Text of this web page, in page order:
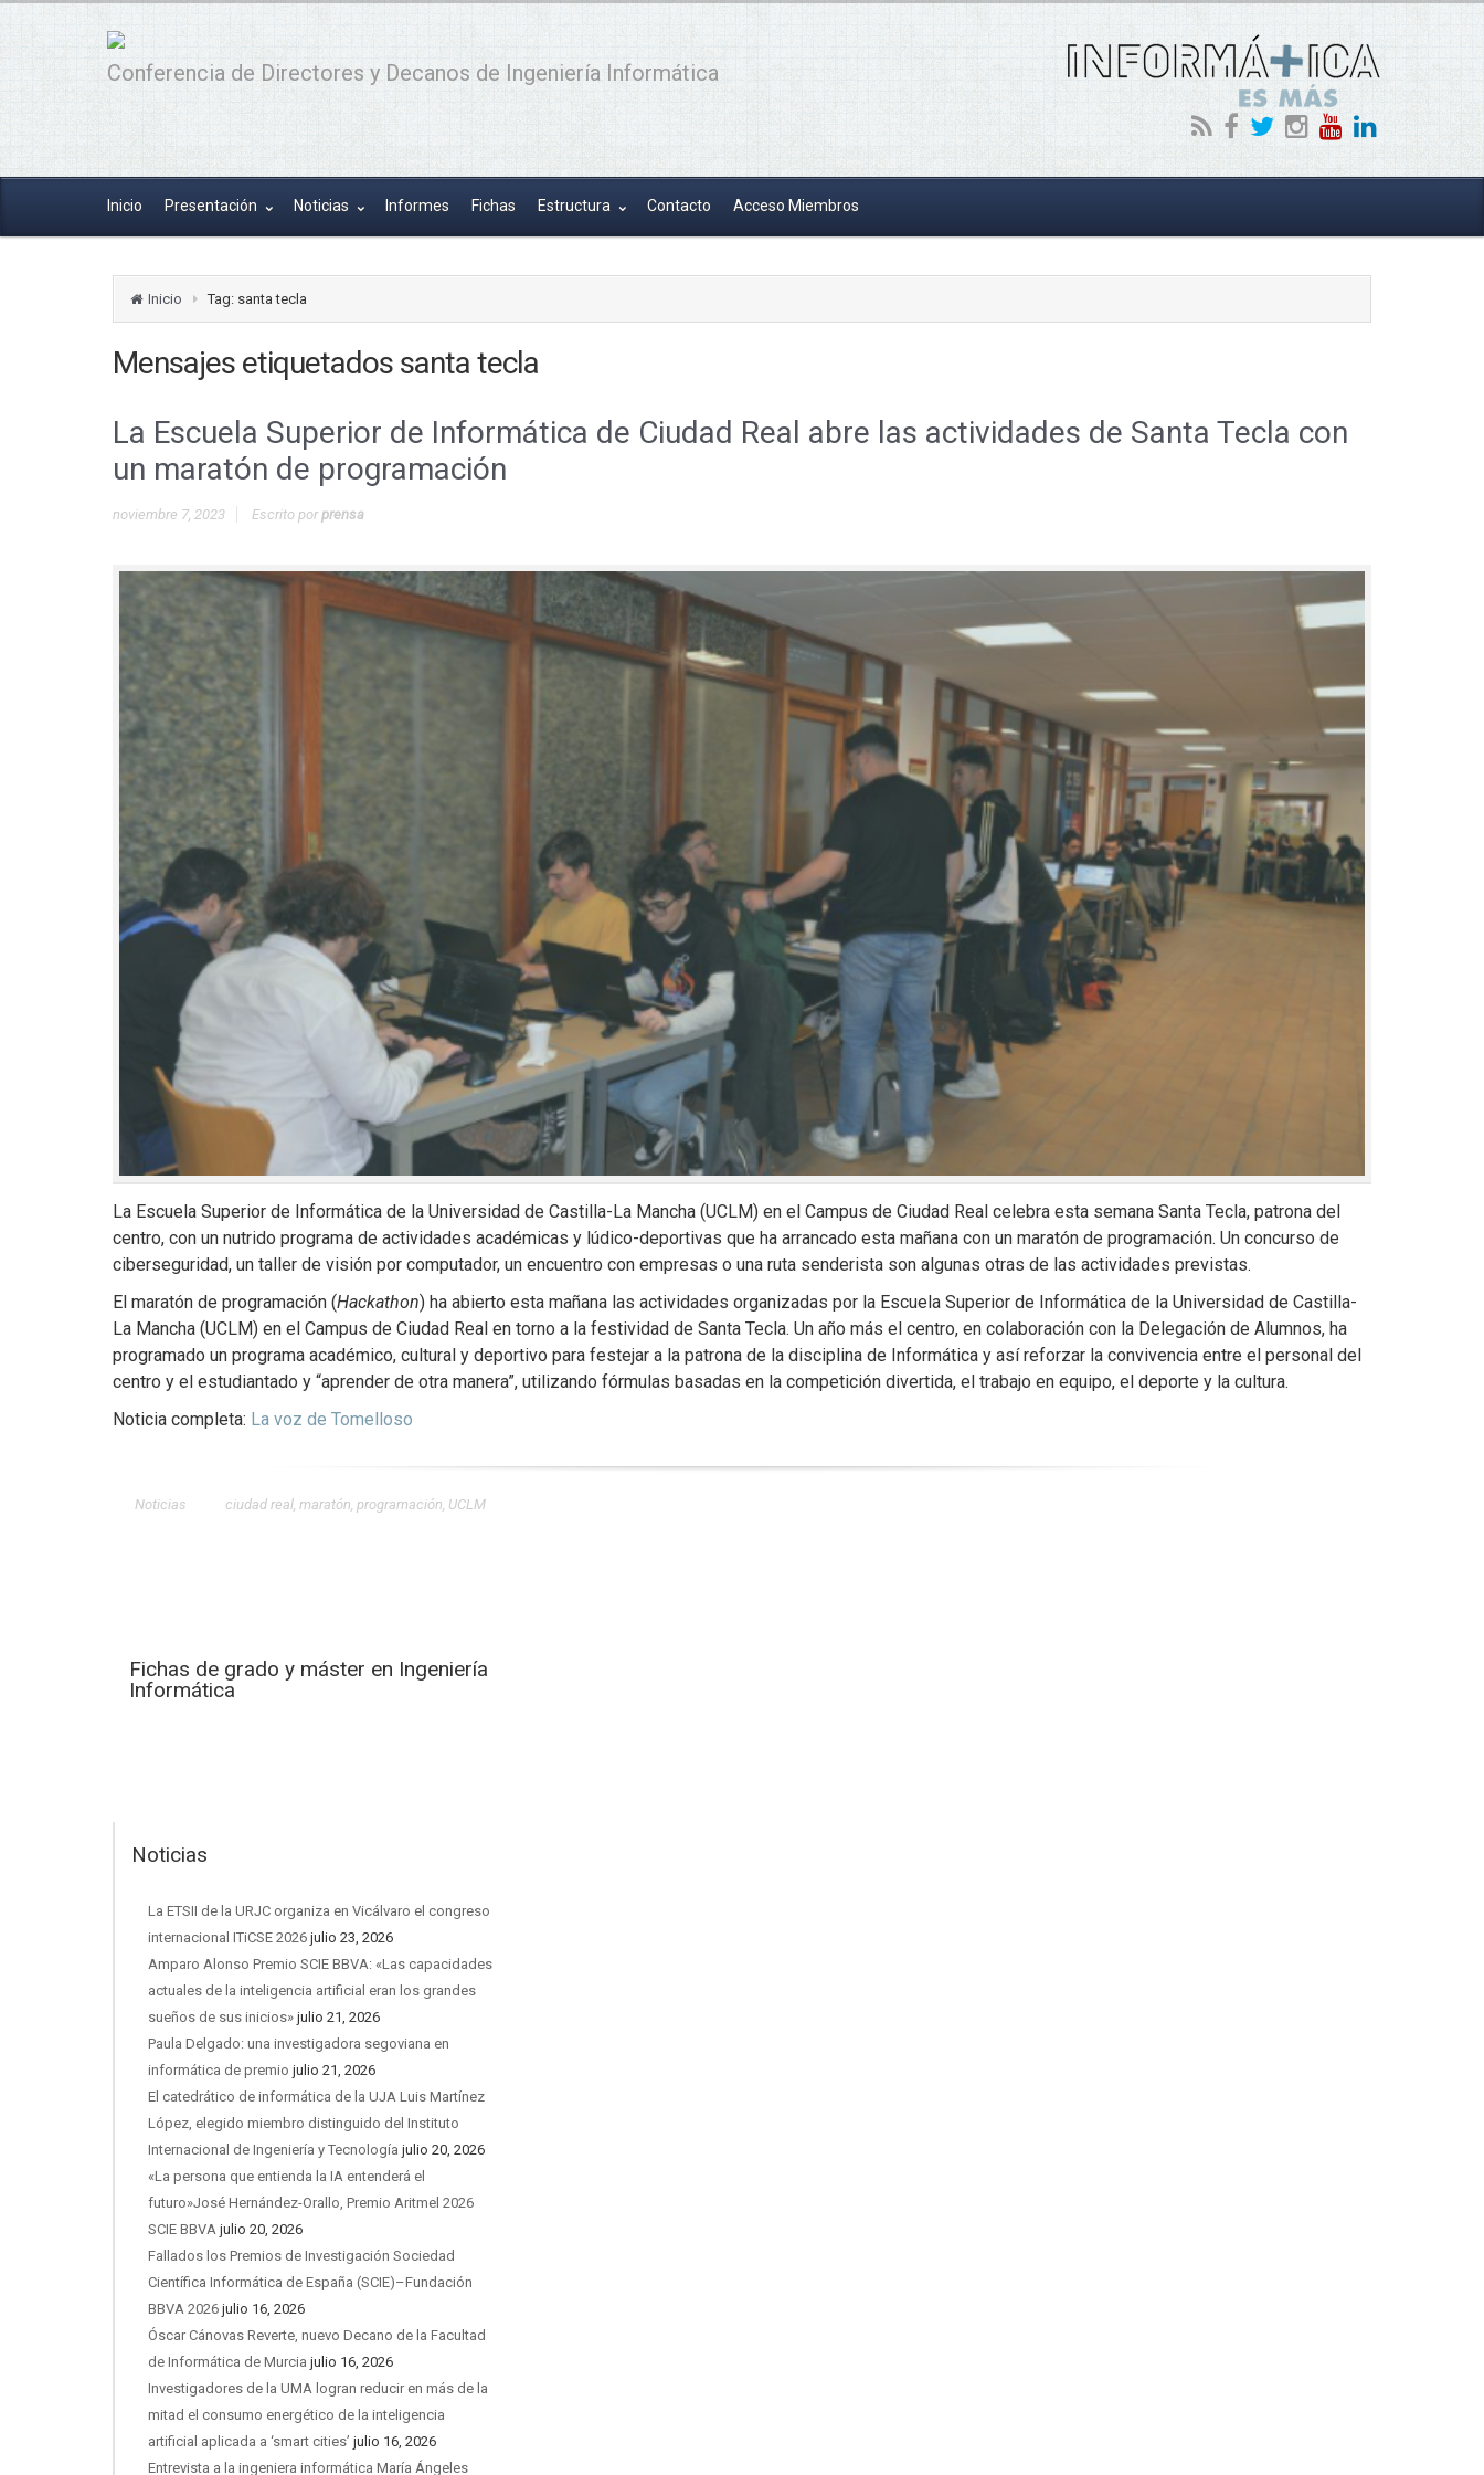
Conferencia de Directores y Decanos de Ingeniería Informática
Inicio Presentación Noticias Informes Fichas Estructura Contacto Acceso Miembros
Inicio Tag: santa tecla
Mensajes etiquetados santa tecla
La Escuela Superior de Informática de Ciudad Real abre las actividades de Santa Tecla con
un maratón de programación
noviembre 7, 2023 Escrito porprensa
La Escuela Superior de Informática de la Universidad de Castilla-La Mancha (UCLM) en el Campus de Ciudad Real celebra esta semana Santa Tecla, patrona del
centro, con un nutrido programa de actividades académicas y lúdico-deportivas que ha arrancado esta mañana con un maratón de programación. Un concurso de
ciberseguridad, un taller de visión por computador, un encuentro con empresas o una ruta senderista son algunas otras de las actividades previstas.
El maratón de programación (Hackathon) ha abierto esta mañana las actividades organizadas por la Escuela Superior de Informática de la Universidad de Castilla-
La Mancha (UCLM) en el Campus de Ciudad Real en torno a la festividad de Santa Tecla. Un año más el centro, en colaboración con la Delegación de Alumnos, ha
programado un programa académico, cultural y deportivo para festejar a la patrona de la disciplina de Informática y así reforzar la convivencia entre el personal del
centro y el estudiantado y “aprender de otra manera”, utilizando fórmulas basadas en la competición divertida, el trabajo en equipo, el deporte y la cultura.
Noticia completa: La voz de Tomelloso
Noticias ciudad real, maratón, programación, UCLM
Fichas de grado y máster en Ingeniería
Informática
Noticias
La ETSII de la URJC organiza en Vicálvaro el congreso
internacional ITiCSE 2026 julio 23, 2026
Amparo Alonso Premio SCIE BBVA: «Las capacidades
actuales de la inteligencia artificial eran los grandes
sueños de sus inicios» julio 21, 2026
Paula Delgado: una investigadora segoviana en
informática de premio julio 21, 2026
El catedrático de informática de la UJA Luis Martínez
López, elegido miembro distinguido del Instituto
Internacional de Ingeniería y Tecnología julio 20, 2026
«La persona que entienda la IA entenderá el
futuro»José Hernández-Orallo, Premio Aritmel 2026
SCIE BBVA julio 20, 2026
Fallados los Premios de Investigación Sociedad
Científica Informática de España (SCIE)–Fundación
BBVA 2026 julio 16, 2026
Óscar Cánovas Reverte, nuevo Decano de la Facultad
de Informática de Murcia julio 16, 2026
Investigadores de la UMA logran reducir en más de la
mitad el consumo energético de la inteligencia
artificial aplicada a ‘smart cities’ julio 16, 2026
Entrevista a la ingeniera informática María Ángeles